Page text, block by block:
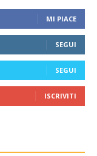
MI PIACE
SEGUI
SEGUI
ISCRIVITI